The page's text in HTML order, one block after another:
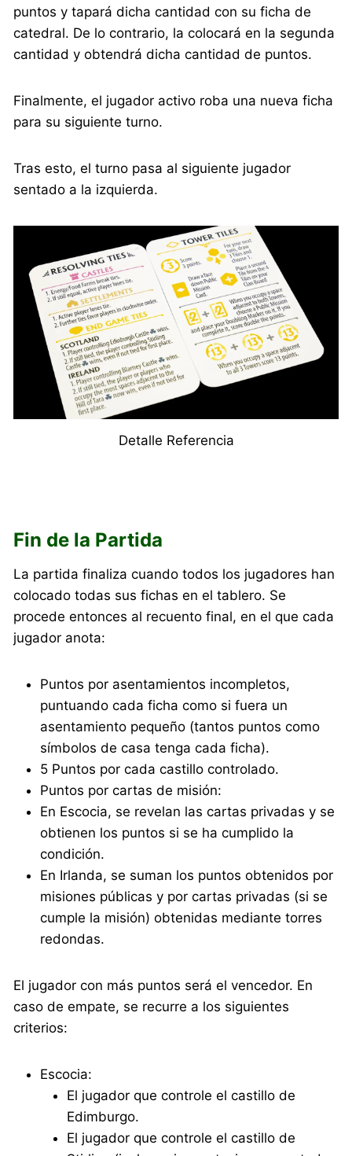
puntos y tapará dicha cantidad con su ficha de
catedral. De lo contrario, la colocará en la segunda
cantidad y obtendrá dicha cantidad de puntos.
Finalmente, el jugador activo roba una nueva ficha
para su siguiente turno.
Tras esto, el turno pasa al siguiente jugador
sentado a la izquierda.
Detalle Referencia
Fin de la Partida
La partida finaliza cuando todos los jugadores han
colocado todas sus fichas en el tablero. Se
procede entonces al recuento final, en el que cada
jugador anota:
Puntos por asentamientos incompletos,
puntuando cada ficha como si fuera un
asentamiento pequeño (tantos puntos como
símbolos de casa tenga cada ficha).
5 Puntos por cada castillo controlado.
Puntos por cartas de misión:
En Escocia, se revelan las cartas privadas y se
obtienen los puntos si se ha cumplido la
condición.
En Irlanda, se suman los puntos obtenidos por
misiones públicas y por cartas privadas (si se
cumple la misión) obtenidas mediante torres
redondas.
El jugador con más puntos será el vencedor. En
caso de empate, se recurre a los siguientes
criterios:
Escocia:
El jugador que controle el castillo de
Edimburgo.
El jugador que controle el castillo de